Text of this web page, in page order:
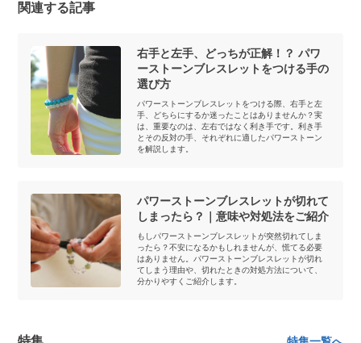
関連する記事
右手と左手、どっちが正解！？ パワ
ーストーンブレスレットをつける手の
選び方
パワーストーンブレスレットをつける際、右手と左
手、どちらにするか迷ったことはありませんか？実
は、重要なのは、左右ではなく利き手です。利き手
とその反対の手、それぞれに適したパワーストーン
を解説します。
パワーストーンブレスレットが切れて
しまったら？｜意味や対処法をご紹介
もしパワーストーンブレスレットが突然切れてしま
ったら？不安になるかもしれませんが、慌てる必要
はありません。パワーストーンブレスレットが切れ
てしまう理由や、切れたときの対処方法について、
分かりやすくご紹介します。